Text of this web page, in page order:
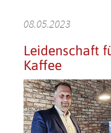
08.05.2023
Leidenschaft
Kaffee